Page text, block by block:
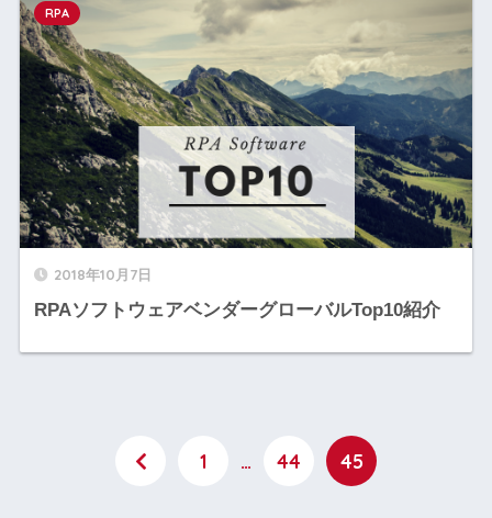
2018年10月7日
RPAソフトウェアベンダーグローバルTop10紹介
RPA
1 … 44 45